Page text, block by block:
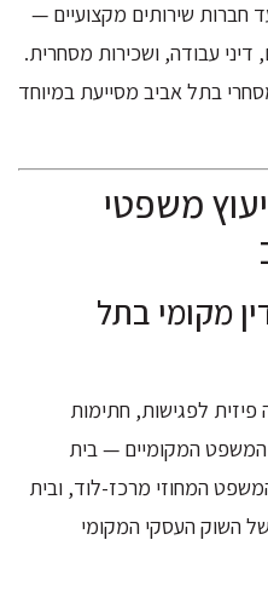
חברות שירותים מקצועיים —
דיני עבודה, ושכירות מסחרית.
בתל אביב מסייעת במיוחד
משפטי
מקומי בתל
עיקריים: (1) קרבה פיזית לפגישות, חתימות
עם בתי המשפט המקומיים — בית
המחוזי מרכז-לוד, ובית
של השוק העסקי המקומי